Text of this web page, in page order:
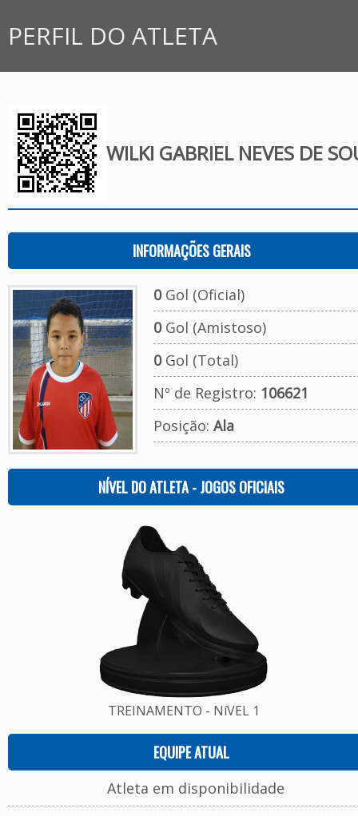
PERFIL DO ATLETA
WILKI GABRIEL NEVES DE
INFORMAÇÕES GERAIS
0Gol (Oficial)
0Gol (Amistoso)
0Gol (Total)
Nº de Registro: 106621
Posição: Ala
NÍVEL DO ATLETA - JOGOS OFICIAIS
TREINAMENTO - NíVEL 1
EQUIPE ATUAL
Atleta em disponibilidade